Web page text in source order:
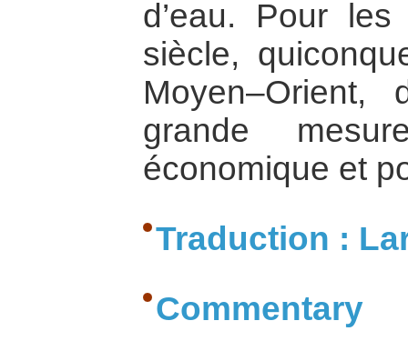
d’eau. Pour
siècle,
Moyen–Orient,
grande
économique et
Traduction :
Commentary